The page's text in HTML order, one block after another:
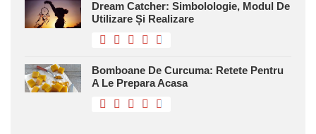
Dream Catcher: Simbolologie, Modul De
Utilizare Și Realizare
Bomboane De Curcuma: Retete Pentru
A Le Prepara Acasa